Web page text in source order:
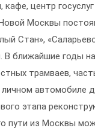
центр
Москвы
Стан»,
В ближайшие годы
трамваев,
автомобиле
этапа
пути из Москвы